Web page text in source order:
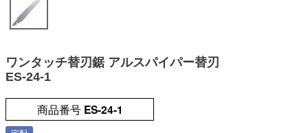
ワンタッチ替刃鋸 アルスパイパー替刃
ES-24-1
商品番号 ES-24-1